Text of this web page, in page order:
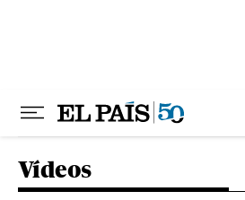
Vídeos